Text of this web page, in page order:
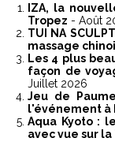
IZA, la
Tropez - Août
TUI NA
massage
Les 4 plus
façon de
Juillet 2026
Jeu de
l'événement à
Aqua Kyoto :
avec vue sur la